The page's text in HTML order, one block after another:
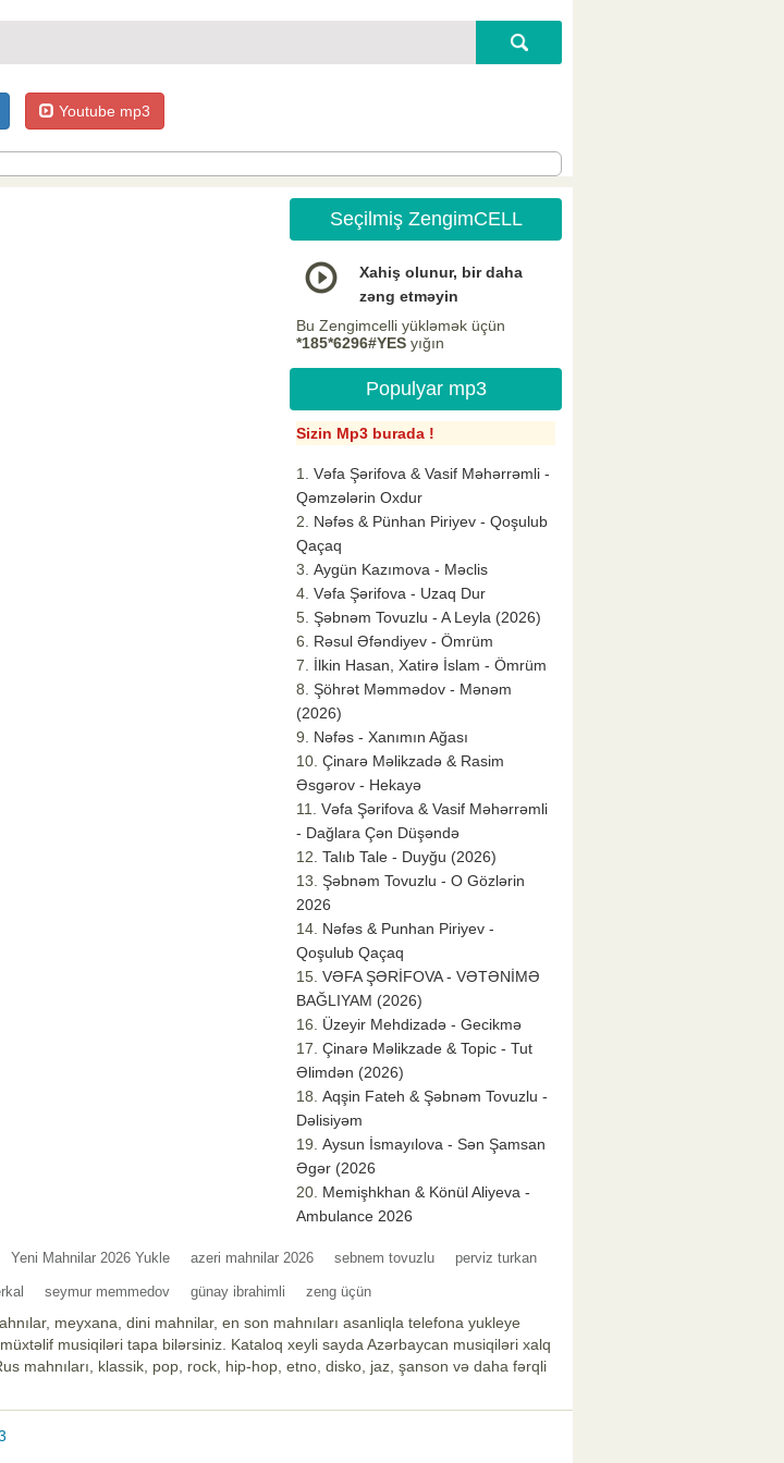
Youtube mp3
Seçilmiş ZengimCELL
Xahiş olunur, bir daha
zəng etməyin
Bu Zengimcelli yükləmək üçün
*185*6296#YES yığın
Populyar mp3
Sizin Mp3 burada !
Vəfa Şərifova & Vasif Məhərrəmli -
Qəmzələrin Oxdur
Nəfəs & Pünhan Piriyev - Qoşulub
Qaçaq
Aygün Kazımova - Məclis
Vəfa Şərifova - Uzaq Dur
Şəbnəm Tovuzlu - A Leyla (2026)
Rəsul Əfəndiyev - Ömrüm
İlkin Hasan, Xatirə İslam - Ömrüm
Şöhrət Məmmədov - Mənəm
(2026)
Nəfəs - Xanımın Ağası
Çinarə Məlikzadə & Rasim
Əsgərov - Hekayə
Vəfa Şərifova & Vasif Məhərrəmli
- Dağlara Çən Düşəndə
Talıb Tale - Duyğu (2026)
Şəbnəm Tovuzlu - O Gözlərin
2026
Nəfəs & Punhan Piriyev -
Qoşulub Qaçaq
VƏFA ŞƏRİFOVA - VƏTƏNİMƏ
BAĞLIYAM (2026)
Üzeyir Mehdizadə - Gecikmə
Çinarə Məlikzade & Topic - Tut
Əlimdən (2026)
Aqşin Fateh & Şəbnəm Tovuzlu -
Dəlisiyəm
Aysun İsmayılova - Sən Şamsan
Əgər (2026
Memişhkhan & Könül Aliyeva -
Ambulance 2026
Yeni Mahnilar 2026 Yukle azeri mahnilar 2026 sebnem tovuzlu perviz turkan
seymur memmedov günay ibrahimli zeng üçün
meyxana, dini mahnilar, en son mahnıları asanliqla telefona yukleye
musiqiləri tapa bilərsiniz. Kataloq xeyli sayda Azərbaycan musiqiləri xalq
mahnıları, klassik, pop, rock, hip-hop, etno, disko, jaz, şanson və daha fərqli